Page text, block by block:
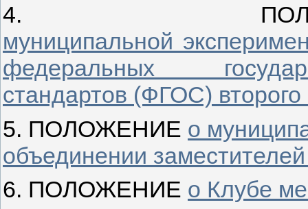
4.
муниципальной
федеральных
стандартов (ФГОС) второго
5. ПОЛОЖЕНИЕ о
объединении
6. ПОЛОЖЕНИЕ о Клубе